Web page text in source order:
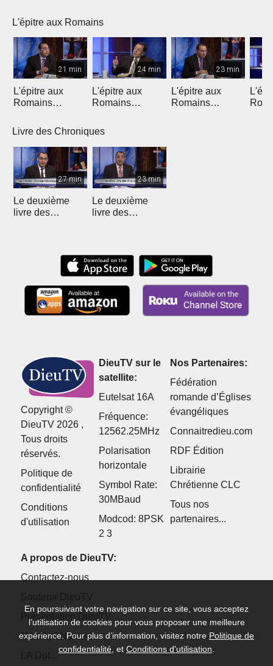
L'épitre aux Romains
21 min
L'épitre aux
Romains
24 min
L'épitre aux
Romains
23 min
L'épitre aux
Romains
Livre des Chroniques
27 min
Le deuxième
livre des
23 min
Le deuxième
livre des
Copyright ©
DieuTV 2026 ,
Tous droits
réservés.
Politique de
confidentialité
Conditions
d'utilisation
DieuTV sur le
satellite:
Eutelsat 16A
Fréquence:
12562.25MHz
Polarisation
horizontale
Symbol Rate:
30MBaud
Modcod: 8PSK
2 3
Nos Partenaires:
Fédération
romande d’Églises
évangéliques
Connaitredieu.com
RDF Édition
Librairie
Chrétienne CLC
Tous nos
partenaires...
A propos de DieuTV:
Contactez-nous
Présentation DieuTV
Nos Partenaires
En poursuivant votre navigation sur ce site, vous acceptez
l’utilisation de cookies pour vous proposer une meilleure
expérience. Pour plus d’information, visitez notre Politique de
confidentialité , et Conditions d'utilisation